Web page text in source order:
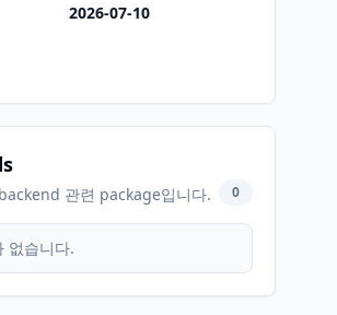
2026-07-10
관련 package입니다. 0
없습니다.